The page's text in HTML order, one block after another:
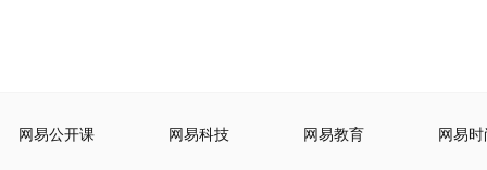
网易公开课 网易科技 网易教育 网易